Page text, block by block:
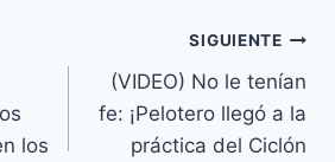
los
SIGUIENTE
(VIDEO) No le tenían
fe: ¡Pelotero llegó a la
práctica del Ciclón